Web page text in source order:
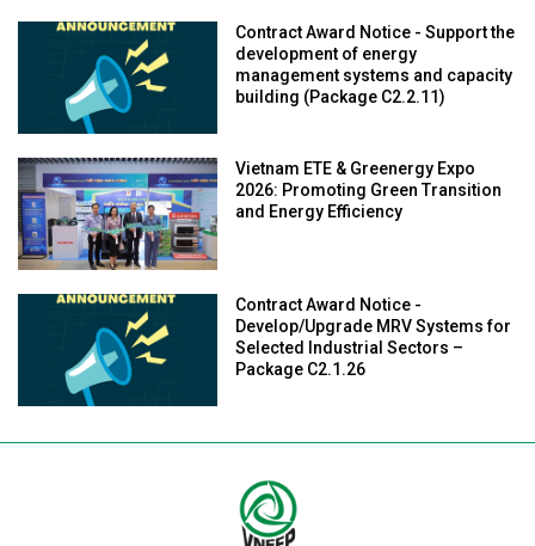
Contract Award Notice - Support the
development of energy
management systems and capacity
building (Package C2.2.11)
Vietnam ETE & Greenergy Expo
2026: Promoting Green Transition
and Energy Efficiency
Contract Award Notice -
Develop/Upgrade MRV Systems for
Selected Industrial Sectors –
Package C2.1.26